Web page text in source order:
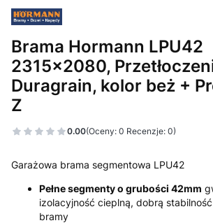
Brama Hormann LPU42
2315x2080,
Duragrain, kolor beż +
Z
0.00(Oceny: 0 Recenzje: 0)
Garażowa brama segmentowa LPU42
Pełne segmenty o grubości 42mm
izolacyjność cieplną, dobrą
bramy